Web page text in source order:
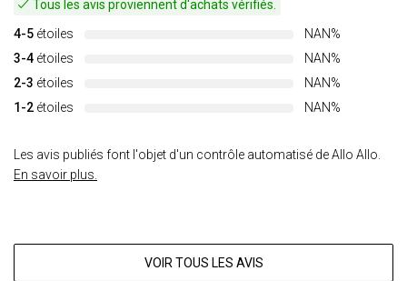
Tous les avis proviennent d'achats vérifiés.
4-5 étoiles
NAN%
3-4 étoiles
NAN%
2-3 étoiles
NAN%
1-2 étoiles NAN%
Les avis publiés font l'objet d'un contrôle automatisé de Allo Allo.
En savoir plus.
VOIR TOUS LES AVIS